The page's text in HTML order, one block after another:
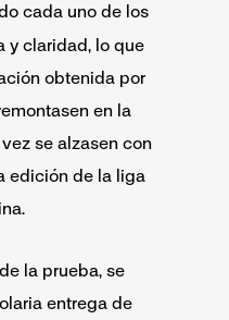
cada uno de los
y claridad, lo que
obtenida por
en la
se alzasen con
edición de la liga
la prueba, se
entrega de